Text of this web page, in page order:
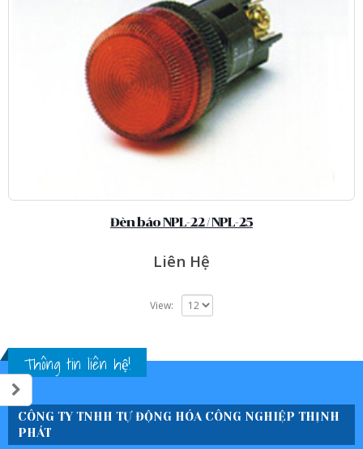
Đèn báo NPL-22 / NPL-25
Liên Hệ
View:
Thông tin liên hệ!
CÔNG TY TNHH TỰ ĐỘNG HÓA CÔNG NGHIỆP THỊNH
PHÁT